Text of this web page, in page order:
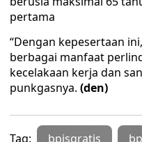
pertama
“Dengan kepesertaan
berbagai manfaat
kecelakaan kerja dan
punkgasnya. (den)
Tag: bpjsgratis